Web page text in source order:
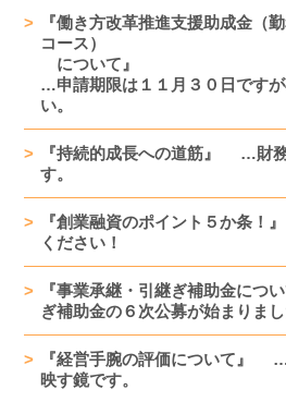
『働き方改革推進支援助成金（
コース）
について』
…申請期限は１１月３０日です
い。
『持続的成長への道筋』 …財
す。
『創業融資のポイント５か条！
ください！
『事業承継・引継ぎ補助金につ
ぎ補助金の６次公募が始まりまし
『経営手腕の評価について』
映す鏡です。